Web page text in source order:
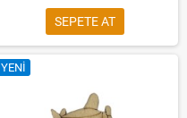
SEPETE AT
YENI